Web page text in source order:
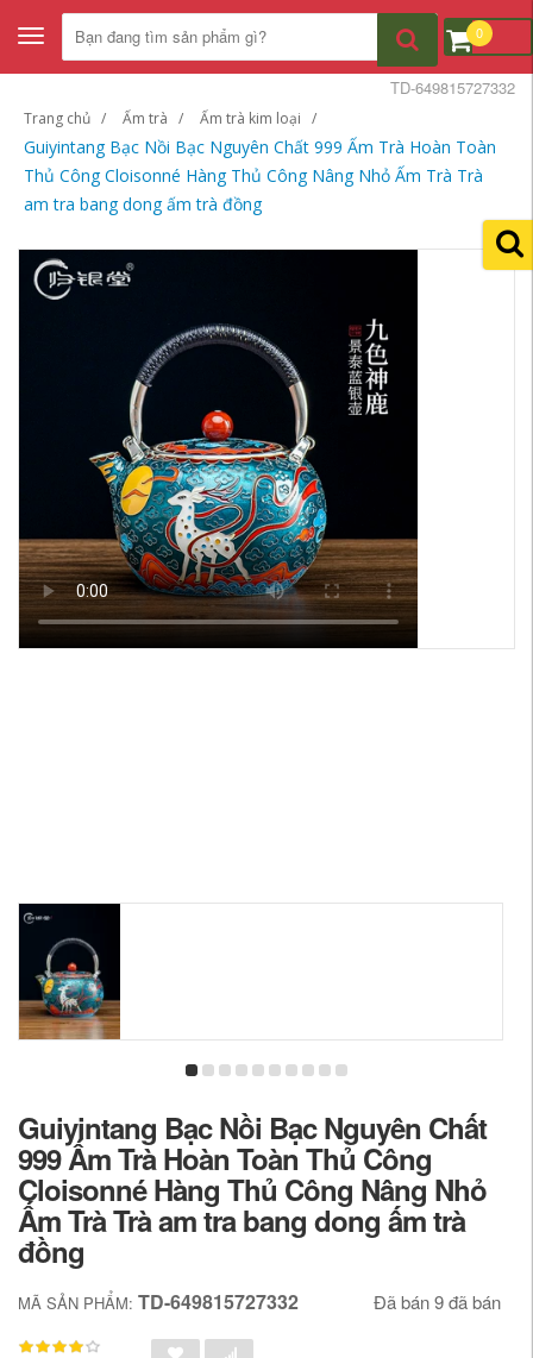
Toggle
navigation
0
Trang chủ Ấm trà Ấm trà kim loại
Guiyintang Bạc Nồi Bạc Nguyên Chất 999 Ấm Trà Hoàn Toàn
Thủ Công Cloisonné Hàng Thủ Công Nâng Nhỏ Ấm Trà Trà
am tra bang dong ấm trà đồng
TD-649815727332
Guiyintang Bạc Nồi Bạc Nguyên Chất
999 Ấm Trà Hoàn Toàn Thủ Công
Cloisonné Hàng Thủ Công Nâng Nhỏ
Ấm Trà Trà am tra bang dong ấm trà
đồng
MÃ SẢN PHẨM: TD-649815727332 Đã bán 9 đã bán